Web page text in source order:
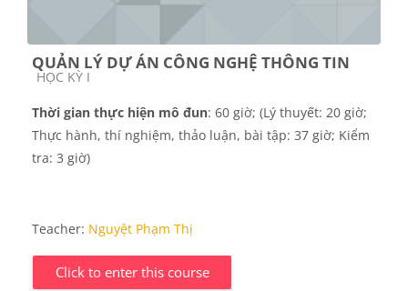
QUẢN LÝ DỰ ÁN CÔNG NGHỆ THÔNG TIN
Course category
HỌC KỲ I
Thời gian thực hiện mô đun: 60 giờ; (Lý thuyết: 20 giờ;
Thực hành, thí nghiệm, thảo luận, bài tập: 37 giờ; Kiểm
tra: 3 giờ)
Teacher: Nguyệt Phạm Thị
Click to enter this course